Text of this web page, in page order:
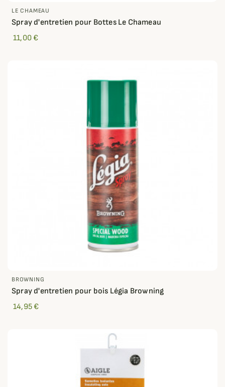
LE CHAMEAU
Spray d'entretien pour Bottes Le Chameau
11,00 €
BROWNING
Spray d'entretien pour bois Légia Browning
14,95 €